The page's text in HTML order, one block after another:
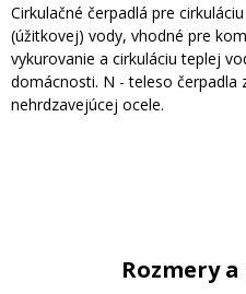
Cirkulačné čerpadlá pre
(úžitkovej) vody, vhodné pre
vykurovanie a cirkuláciu teplej
domácnosti. N - teleso čerpadla
nehrdzavejúcej ocele.
Rozmery